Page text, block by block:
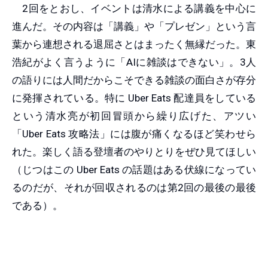
2回をとおし、イベントは清水による講義を中心に
進んだ。その内容は「講義」や「プレゼン」という言
葉から連想される退屈さとはまったく無縁だった。東
浩紀がよく言うように「AIに雑談はできない」。3人
の語りには人間だからこそできる雑談の面白さが存分
に発揮されている。特に Uber Eats 配達員をしている
という清水亮が初回冒頭から繰り広げた、アツい
「Uber Eats 攻略法」には腹が痛くなるほど笑わせら
れた。楽しく語る登壇者のやりとりをぜひ見てほしい
（じつはこの Uber Eats の話題はある伏線になってい
るのだが、それが回収されるのは第2回の最後の最後
である）。